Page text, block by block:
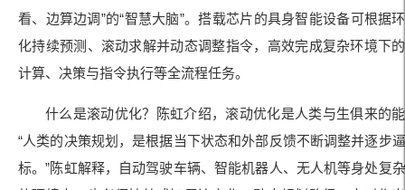
看、边算边调”的“智慧大脑”。搭载芯片的具身智能设备可根据
化持续预测、滚动求解并动态调整指令，高效完成复杂环境下
计算、决策与指令执行等全流程任务。
什么是滚动优化？陈虹介绍，滚动优化是人类与生俱来的
“人类的决策规划，是根据当下状态和外部反馈不断调整并逐步
标。”陈虹解释，自动驾驶车辆、智能机器人、无人机等身处复